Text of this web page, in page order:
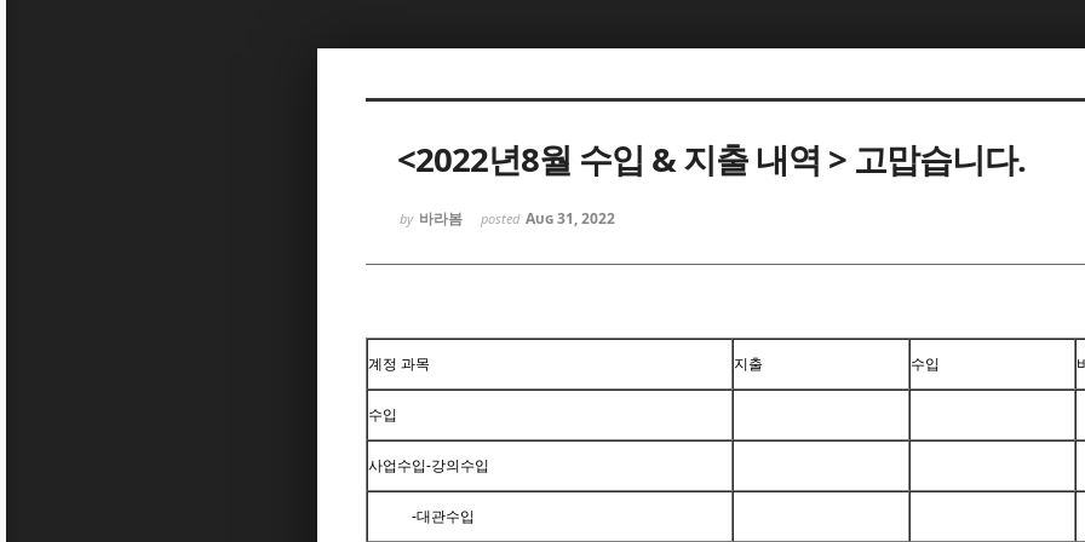
<2022년8월 수입 & 지출 내역 > 고맙습니다.
by 바라봄 posted Aug 31, 2022
계정 과목 지출 수입
수입
사업수입-강의수입
-대관수입
Sketchbook5, 스케치북5
Sketchbook5, 스케치북5